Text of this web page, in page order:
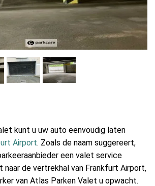
kunt u uw auto eenvoudig laten
Airport. Zoals de naam suggereert,
een valet service
naar de vertrekhal van Frankfurt Airport,
van Atlas Parken Valet u opwacht.